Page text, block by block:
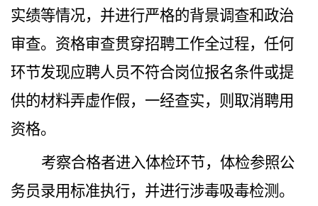
实绩等情况，并进行严格的背景调查和政治
审查。资格审查贯穿招聘工作全过程，任何
环节发现应聘人员不符合岗位报名条件或提
供的材料弄虚作假，一经查实，则取消聘用
资格。
考察合格者进入体检环节，体检参照公
务员录用标准执行，并进行涉毒吸毒检测。